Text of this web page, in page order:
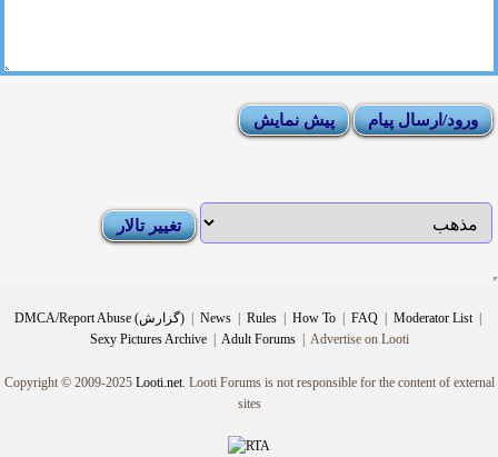
DMCA/Report Abuse (گزارش) News Rules How To FAQ Moderator List
Sexy Pictures Archive
Adult Forums Advertise on Looti
Copyright © 2009-2025 Looti.net. Looti Forums is not responsible for the content of external
sites